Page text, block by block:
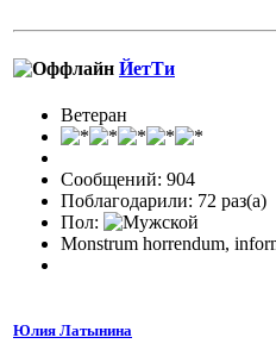
ЙетТи
Ветеран
Сообщений: 904
Поблагодарили: 72 раз(а)
Пол:
Monstrum horrendum,
Юлия Латынина